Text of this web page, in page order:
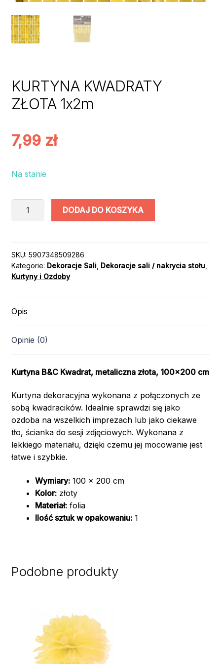
KURTYNA KWADRATY
ZŁOTA 1x2m
7,99 zł
Na stanie
ilość
1x2m
DODAJ DO KOSZYKA
SKU: 5907348509286
Kategorie: Dekoracje Sali, Dekoracje sali / nakrycia stołu,
Kurtyny i Ozdoby
Opis
Opinie (0)
Kurtyna B&C Kwadrat, metaliczna złota, 100×200 cm
Kurtyna dekoracyjna wykonana z połączonych ze
sobą kwadracików. Idealnie sprawdzi się jako
ozdoba na wszelkich imprezach lub jako ciekawe
tło, ścianka do sesji zdjęciowych. Wykonana z
lekkiego materiału, dzięki czemu jej mocowanie jest
łatwe i szybkie.
Wymiary:100 x 200 cm
Kolor:złoty
Materiał:folia
Ilość sztuk w opakowaniu:1
Podobne produkty